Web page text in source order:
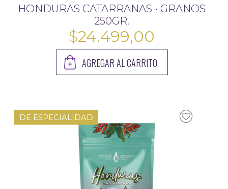
HONDURAS CATARRANAS • GRANOS
250GR.
$24.499,00
AGREGAR AL CARRITO
DE ESPECIALIDAD